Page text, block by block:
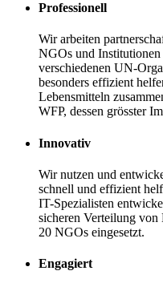
Professionell
Wir arbeiten
NGOs und
verschiedenen UN-
besonders effizient
Lebensmitteln
WFP, dessen grösster
Innovativ
Wir nutzen und
schnell und effizient
IT-Spezialisten
sicheren Verteilung
20 NGOs eingesetzt.
Engagiert